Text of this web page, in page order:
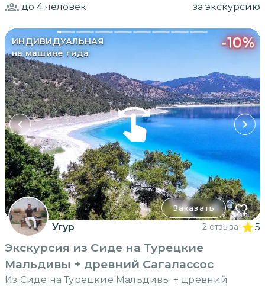
до 4человек за экскурсию
ИНДИВИДУАЛЬНАЯ
на машине гида
-10%
Заказать
Угур 2 отзыва 5
Экскурсия из Сиде на Турецкие
Мальдивы + древний Сагалассос
Из Сиде на Турецкие Мальдивы + древний